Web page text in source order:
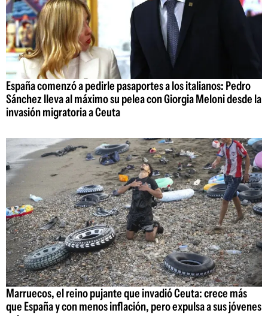
España comenzó a pedirle pasaportes a los italianos: Pedro
Sánchez lleva al máximo su pelea con Giorgia Meloni desde la
invasión migratoria a Ceuta
Marruecos, el reino pujante que invadió Ceuta: crece más
que España y con menos inflación, pero expulsa a sus jóvenes